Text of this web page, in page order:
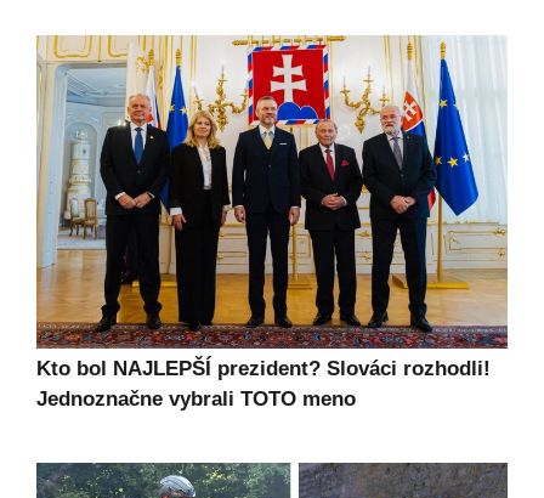
Kto bol NAJLEPŠÍ prezident? Slováci rozhodli!
Jednoznačne vybrali TOTO meno